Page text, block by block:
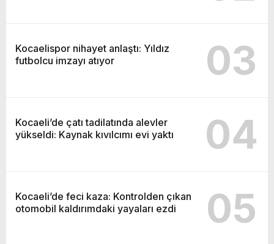
Kocaelispor nihayet anlaştı: Yıldız
futbolcu imzayı atıyor
03
Kocaeli’de çatı tadilatında alevler
yükseldi: Kaynak kıvılcımı evi yaktı
04
Kocaeli’de feci kaza: Kontrolden çıkan
otomobil kaldırımdaki yayaları ezdi
05